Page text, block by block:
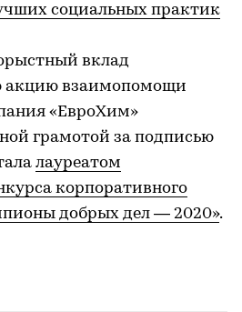
социальных практик
вклад
акцию взаимопомощи
«ЕвроХим»
грамотой за подписью
лауреатом
корпоративного
добрых дел — 2020».